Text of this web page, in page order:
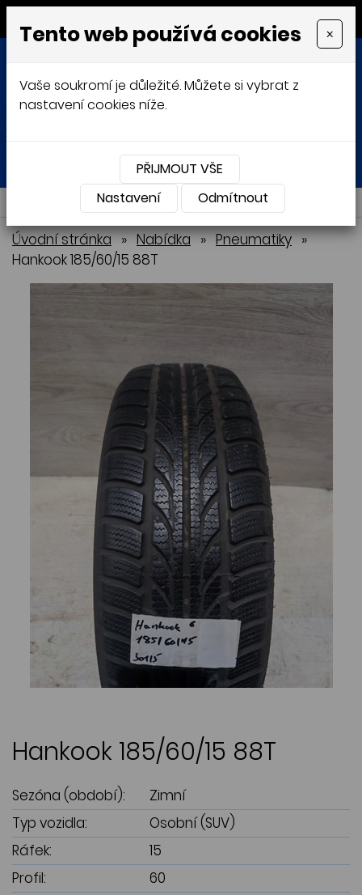
MENU
Přihlásit Košík
NABÍDKA
Úvodní stránka » Nabídka » Pneumatiky »
Hankook 185/60/15 88T
Hankook 185/60/15 88T
Sezóna (období):
Zimní
Typ vozidla:
Osobní (SUV)
Ráfek:
15
Profil:
60
Tento web používá cookies ×
Vaše soukromí je důležité. Můžete si vybrat z
nastavení cookies níže.
PŘIJMOUT VŠE
Nastavení
Odmítnout